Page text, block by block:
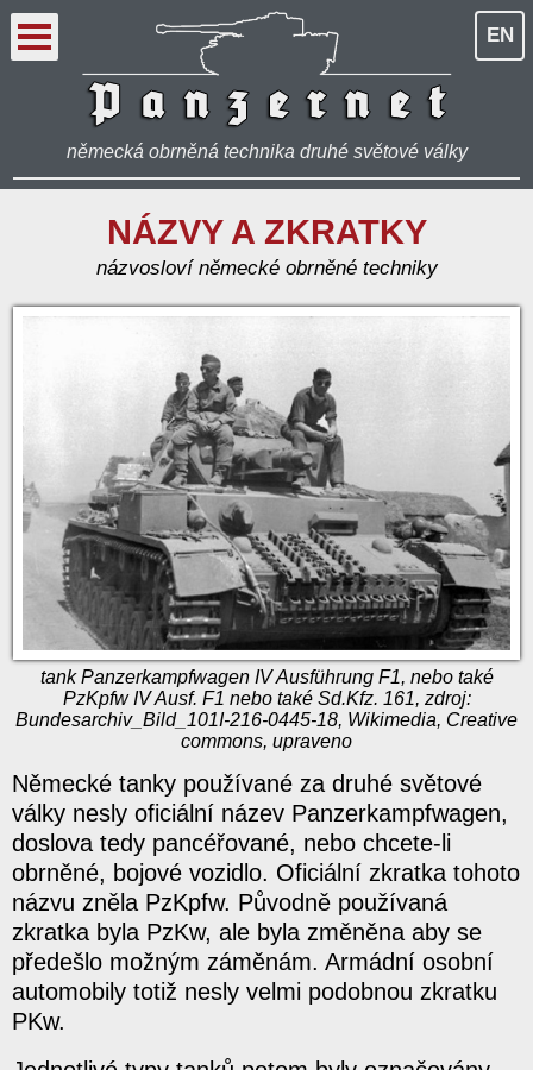
EN
německá obrněná technika druhé světové války
NÁZVY A ZKRATKY
názvosloví německé obrněné techniky
tank Panzerkampfwagen IV Ausführung F1, nebo také
PzKpfw IV Ausf. F1 nebo také Sd.Kfz. 161, zdroj:
Bundesarchiv_Bild_101I-216-0445-18, Wikimedia, Creative
commons, upraveno
Německé tanky používané za druhé světové
války nesly oficiální název Panzerkampfwagen,
doslova tedy pancéřované, nebo chcete-li
obrněné, bojové vozidlo. Oficiální zkratka tohoto
názvu zněla PzKpfw. Původně používaná
zkratka byla PzKw, ale byla změněna aby se
předešlo možným záměnám. Armádní osobní
automobily totiž nesly velmi podobnou zkratku
PKw.